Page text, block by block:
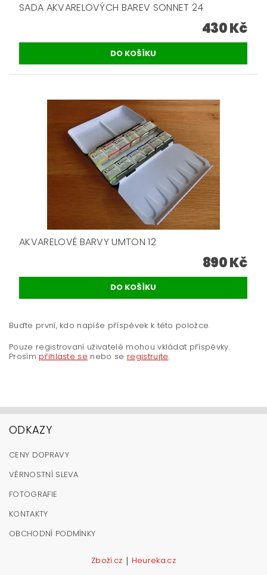
SADA AKVARELOVÝCH BAREV SONNET 24
430 Kč
AKVARELOVÉ BARVY UMTON 12
890 Kč
Buďte první, kdo napíše příspěvek k této položce.
Pouze registrovaní uživatelé mohou vkládat příspěvky.
Prosím přihlaste se nebo se registrujte.
ODKAZY
CENY DOPRAVY
VĚRNOSTNÍ SLEVA
FOTOGRAFIE
KONTAKTY
OBCHODNÍ PODMÍNKY
Zboží.cz | Heureka.cz